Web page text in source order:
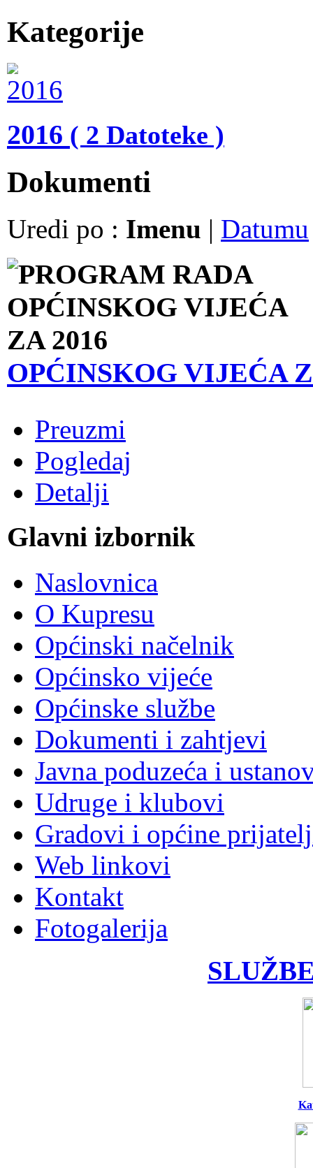
Kategorije
2016 ( 2 Datoteke )
Dokumenti
Uredi po : Imenu | Datumu
OPĆINSKOG VIJEĆA
Preuzmi
Pogledaj
Detalji
Glavni izbornik
Naslovnica
O Kupresu
Općinski načelnik
Općinsko vijeće
Općinske službe
Dokumenti i zahtjevi
Javna poduzeća i
Udruge i klubovi
Gradovi i općine
Web linkovi
Kontakt
Fotogalerija